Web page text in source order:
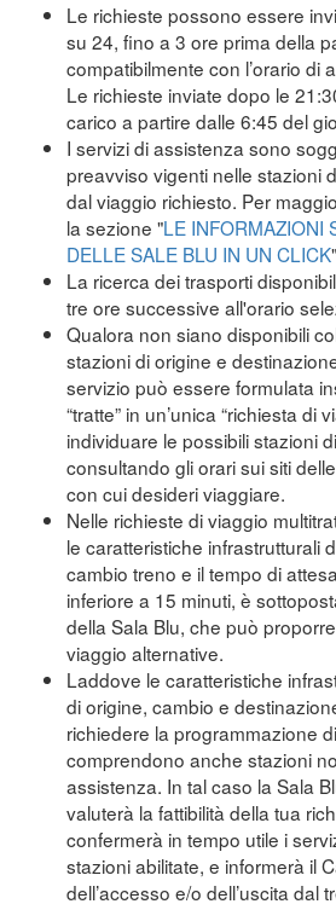
Le richieste possono essere
su 24, fino a 3 ore prima della
compatibilmente con l’orario di
Le richieste inviate dopo le
carico a partire dalle 6:45 del
I servizi di assistenza sono
preavviso vigenti nelle stazioni
dal viaggio richiesto. Per
la sezione "LE INFORMAZIONI
DELLE SALE BLU IN UN CLICK
La ricerca dei trasporti
tre ore successive all'orario
Qualora non siano disponibili
stazioni di origine e
servizio può essere formulata
“tratte” in un’unica “richiesta di
individuare le possibili stazioni
consultando gli orari sui siti
con cui desideri viaggiare.
Nelle richieste di viaggio
le caratteristiche infrastrutturali
cambio treno e il tempo di
inferiore a 15 minuti, è
della Sala Blu, che può
viaggio alternative.
Laddove le caratteristiche
di origine, cambio e
richiedere la programmazione
comprendono anche stazioni
assistenza. In tal caso la Sala
valuterà la fattibilità della tua
confermerà in tempo utile i
stazioni abilitate, e informerà il
dell’accesso e/o dell’uscita dal